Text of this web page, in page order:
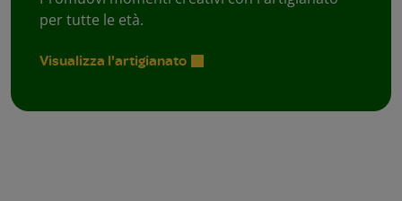
per tutte le età.
Visualizza l'artigianato